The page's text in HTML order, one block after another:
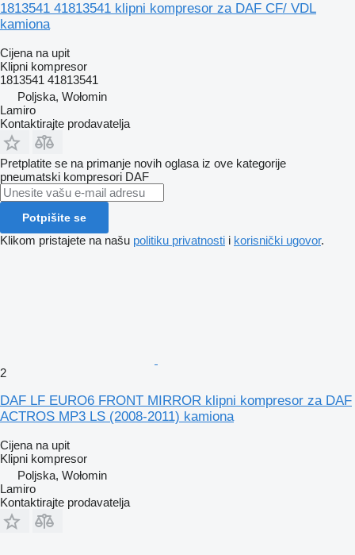
1813541 41813541 klipni kompresor za DAF CF/ VDL
kamiona
Cijena na upit
Klipni kompresor
1813541 41813541
Poljska, Wołomin
Lamiro
Kontaktirajte prodavatelja
Pretplatite se na primanje novih oglasa iz ove kategorije
pneumatski kompresori DAF
Potpišite se
Klikom pristajete na našu politiku privatnosti i korisnički ugovor.
2
DAF LF EURO6 FRONT MIRROR klipni kompresor za DAF
ACTROS MP3 LS (2008-2011) kamiona
Cijena na upit
Klipni kompresor
Poljska, Wołomin
Lamiro
Kontaktirajte prodavatelja